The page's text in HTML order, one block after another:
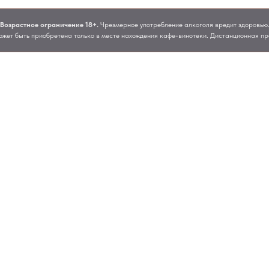
Возрастное ограничение 18+.Чрезмерное употребление алкоголя вредит здоровью.
быть приобретена только в месте нахождения кафе-винотеки. Дистанционная